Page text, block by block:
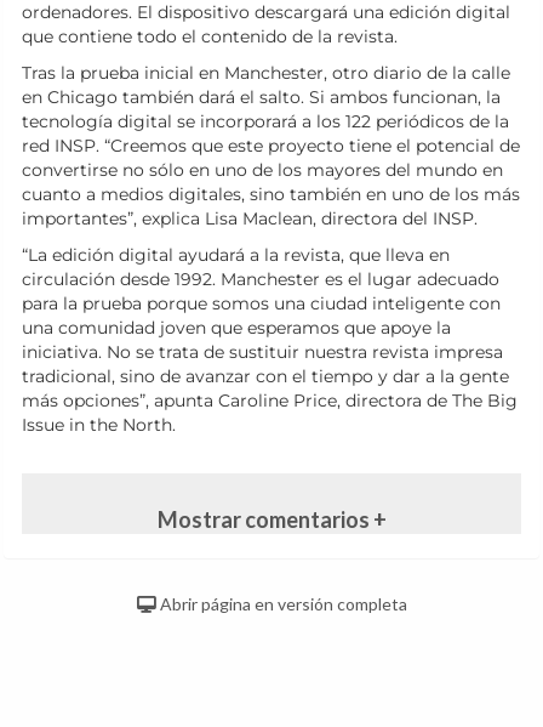
ordenadores. El dispositivo descargará una edición digital
que contiene todo el contenido de la revista.
Tras la prueba inicial en Manchester, otro diario de la calle
en Chicago también dará el salto. Si ambos funcionan, la
tecnología digital se incorporará a los 122 periódicos de la
red INSP. “Creemos que este proyecto tiene el potencial de
convertirse no sólo en uno de los mayores del mundo en
cuanto a medios digitales, sino también en uno de los más
importantes”, explica Lisa Maclean, directora del INSP.
“La edición digital ayudará a la revista, que lleva en
circulación desde 1992. Manchester es el lugar adecuado
para la prueba porque somos una ciudad inteligente con
una comunidad joven que esperamos que apoye la
iniciativa. No se trata de sustituir nuestra revista impresa
tradicional, sino de avanzar con el tiempo y dar a la gente
más opciones”, apunta Caroline Price, directora de The Big
Issue in the North.
Mostrar comentarios +
Abrir página en versión completa